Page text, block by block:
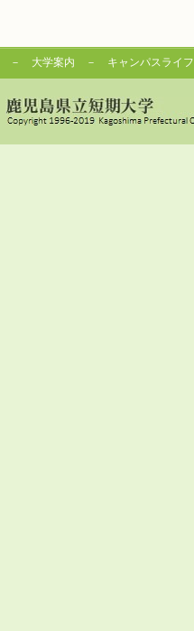
－ 大学案内 － キャンパスライフ